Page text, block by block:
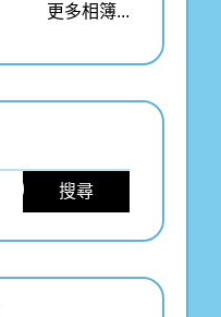
更多相簿...
搜尋